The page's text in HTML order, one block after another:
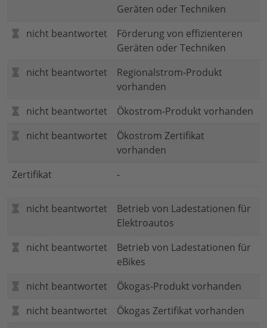
Geräten oder Techniken
nicht beantwortet
Förderung von effizienteren
Geräten oder Techniken
nicht beantwortet
Regionalstrom-Produkt
vorhanden
nicht beantwortet
Ökostrom-Produkt vorhanden
nicht beantwortet
Ökostrom Zertifikat
vorhanden
Zertifikat
-
nicht beantwortet
Betrieb von Ladestationen für
Elektroautos
nicht beantwortet
Betrieb von Ladestationen für
eBikes
nicht beantwortet
Ökogas-Produkt vorhanden
nicht beantwortet
Ökogas Zertifikat vorhanden